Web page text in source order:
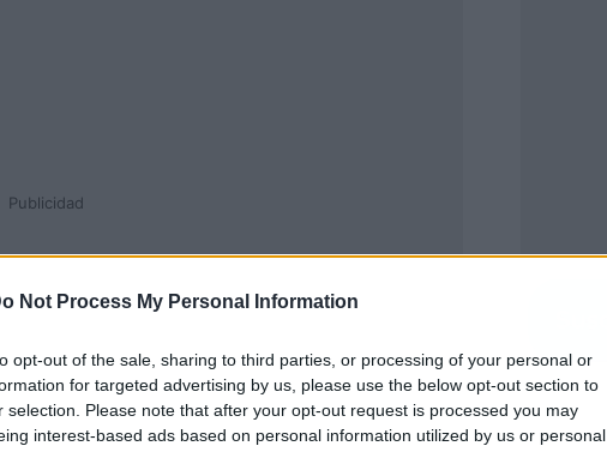
Not Process My Personal Information
opt-out of the sale, sharing to third parties, or processing of your personal or
for targeted advertising by us, please use the below opt-out section to
selection. Please note that after your opt-out request is processed you may
interest-based ads based on personal information utilized by us or personal
Publicidad